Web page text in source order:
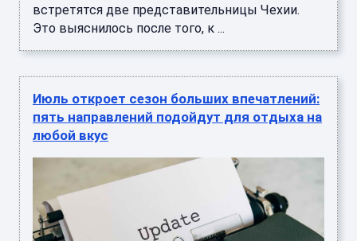
встретятся две представительницы Чехии.
Это выяснилось после того, к ...
Июль откроет сезон больших впечатлений:
пять направлений подойдут для отдыха на
любой вкус